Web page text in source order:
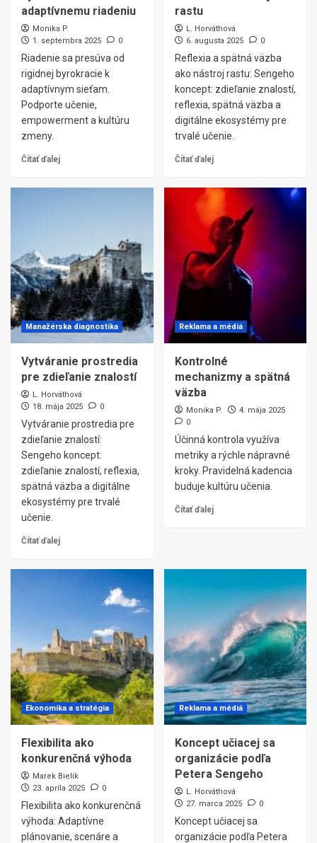
adaptívnemu riadeniu
Monika P.
1. septembra 2025
0
Riadenie sa presúva od
rigidnej byrokracie k
adaptívnym sieťam.
Podporte učenie,
empowerment a kultúru
zmeny.
Čítať ďalej
rastu
L. Horváthová
6. augusta 2025
0
Reflexia a spätná väzba
ako nástroj rastu: Sengeho
koncept: zdieľanie znalostí,
reflexia, spätná väzba a
digitálne ekosystémy pre
trvalé učenie.
Čítať ďalej
Manažérska diagnostika
Vytváranie prostredia
pre zdieľanie znalostí
L. Horváthová
18. mája 2025
0
Vytváranie prostredia pre
zdieľanie znalostí:
Sengeho koncept:
zdieľanie znalostí, reflexia,
spätná väzba a digitálne
ekosystémy pre trvalé
učenie.
Čítať ďalej
Reklama a médiá
Kontrolné
mechanizmy a spätná
väzba
Monika P.
4. mája 2025
0
Účinná kontrola využíva
metriky a rýchle nápravné
kroky. Pravidelná kadencia
buduje kultúru učenia.
Čítať ďalej
Ekonomika a stratégia
Flexibilita ako
konkurenčná výhoda
Marek Bielik
23. apríla 2025
0
Flexibilita ako konkurenčná
výhoda: Adaptívne
plánovanie, scenáre a
Reklama a médiá
Koncept učiacej sa
organizácie podľa
Petera Sengeho
L. Horváthová
27. marca 2025
0
Koncept učiacej sa
organizácie podľa Petera